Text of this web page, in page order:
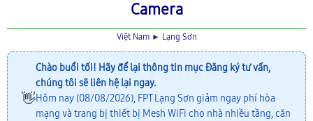
Camera
Việt Nam► Lạng Sơn
👋
Chào buổi tối! Hãy để lại thông tin mụcĐăng ký tư vấn,
chúng tôi sẽ liên hệ lại ngay.
Hôm nay (08/08/2026), FPT Lạng Sơn giảm ngay phí hòa
mạng và trang bị thiết bị Mesh WiFi cho nhà nhiều tầng, căn